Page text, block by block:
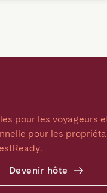
pour les voyageurs
pour les
Devenir hôte